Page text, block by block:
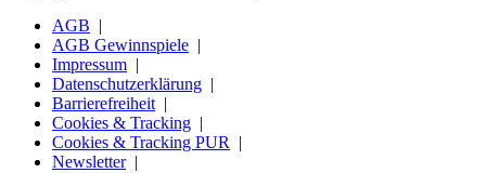
AGB
AGB Gewinnspiele
Impressum
Datenschutzerklärung
Barrierefreiheit
Cookies & Tracking
Cookies & Tracking PUR
Newsletter